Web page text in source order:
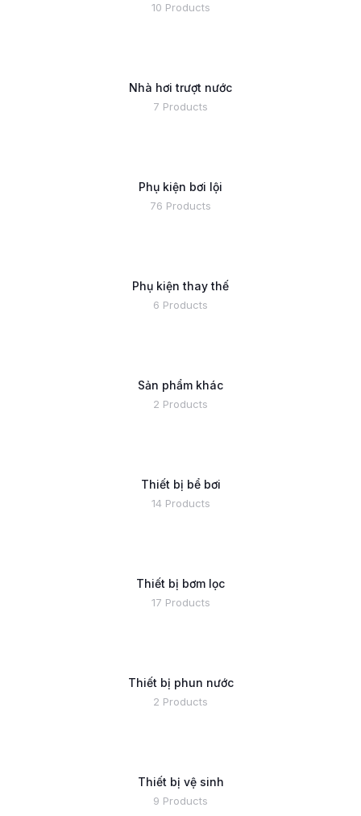
10 Products
Nhà hơi trượt nước
7 Products
Phụ kiện bơi lội
76 Products
Phụ kiện thay thế
6 Products
Sản phẩm khác
2 Products
Thiết bị bể bơi
14 Products
Thiết bị bơm lọc
17 Products
Thiết bị phun nước
2 Products
Thiết bị vệ sinh
9 Products